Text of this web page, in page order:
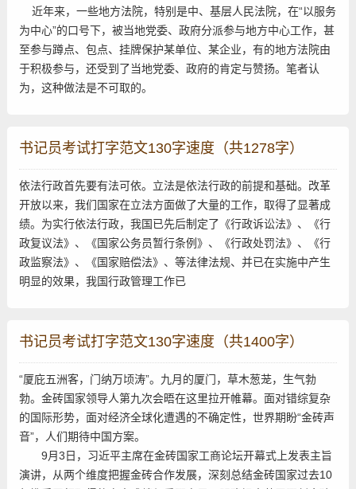
近年来，一些地方法院，特别是中、基层人民法院，在“以服务
为中心”的口号下，被当地党委、政府分派参与地方中心工作，甚
至参与蹲点、包点、挂牌保护某单位、某企业，有的地方法院由
于积极参与，还受到了当地党委、政府的肯定与赞扬。笔者认
为，这种做法是不可取的。
书记员考试打字范文130字速度（共1278字）
依法行政首先要有法可依。立法是依法行政的前提和基础。改革
开放以来，我们国家在立法方面做了大量的工作，取得了显著成
绩。为实行依法行政，我国已先后制定了《行政诉讼法》、《行
政复议法》、《国家公务员暂行条例》、《行政处罚法》、《行
政监察法》、《国家赔偿法》、等法律法规、并已在实施中产生
明显的效果，我国行政管理工作已
书记员考试打字范文130字速度（共1400字）
“厦庇五洲客，门纳万顷涛”。九月的厦门，草木葱茏，生气勃
勃。金砖国家领导人第九次会晤在这里拉开帷幕。面对错综复杂
的国际形势，面对经济全球化遭遇的不确定性，世界期盼“金砖声
音”，人们期待中国方案。
9月3日，习近平主席在金砖国家工商论坛开幕式上发表主旨
演讲，从两个维度把握金砖合作发展，深刻总结金砖国家过去10